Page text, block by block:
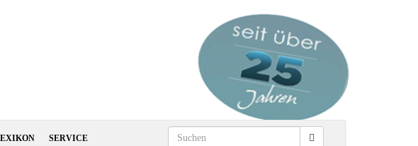
SERVICE